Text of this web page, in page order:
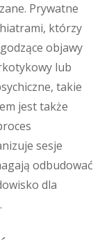
Prywatne
którzy
objawy
lub
takie
jest także
sesje
odbudować
dla